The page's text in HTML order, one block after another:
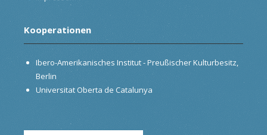
Kooperationen
Ibero-Amerikanisches Institut - Preußischer Kulturbesitz,
Berlin
Universitat Oberta de Catalunya